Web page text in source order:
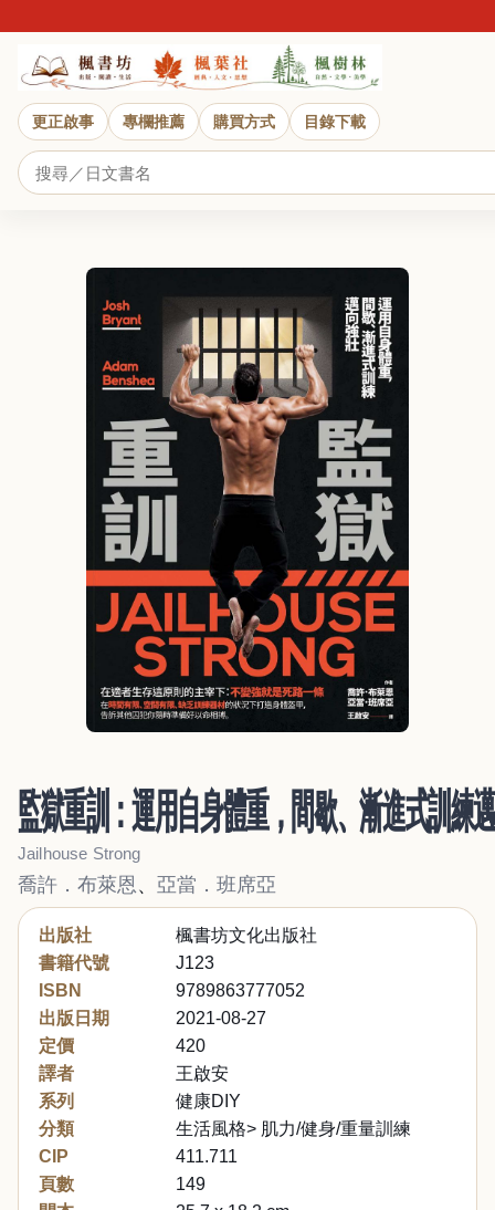
更正啟事 專欄推薦 購買方式 目錄下載
監獄重訓：運用自身體重，間歇、漸進式訓練
Jailhouse Strong
喬許．布萊恩 、 亞當．班席亞
出版社
楓書坊文化出版社
書籍代號
J123
ISBN
9789863777052
出版日期
2021-08-27
定價
420
譯者
王啟安
系列
健康DIY
分類
生活風格> 肌力/健身/重量訓練
CIP
411.711
頁數
149